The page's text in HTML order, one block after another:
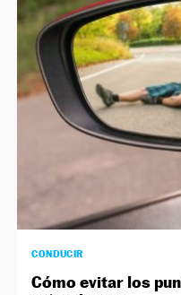
NEWSLETTER
SÍGUENOS
CONDUCIR
Cómo evitar los